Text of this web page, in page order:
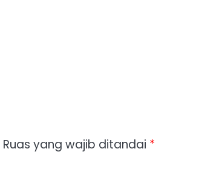
Ruas yang wajib ditandai *